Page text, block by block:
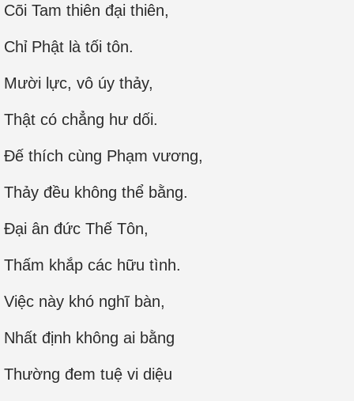
Cõi Tam thiên đại thiên,
Chỉ Phật là tối tôn.
Mười lực, vô úy thảy,
Thật có chẳng hư dối.
Ðế thích cùng Phạm vương,
Thảy đều không thể bằng.
Đại ân đức Thế Tôn,
Thấm khắp các hữu tình.
Việc này khó nghĩ bàn,
Nhất định không ai bằng
Thường đem tuệ vi diệu